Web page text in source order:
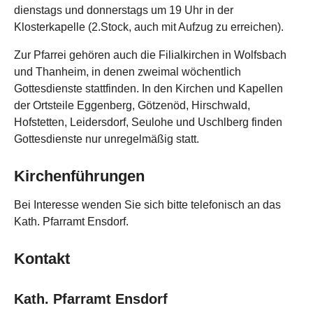
dienstags und donnerstags um 19 Uhr in der
Klosterkapelle (2.Stock, auch mit Aufzug zu erreichen).
Zur Pfarrei gehören auch die Filialkirchen in Wolfsbach
und Thanheim, in denen zweimal wöchentlich
Gottesdienste stattfinden. In den Kirchen und Kapellen
der Ortsteile Eggenberg, Götzenöd, Hirschwald,
Hofstetten, Leidersdorf, Seulohe und Uschlberg finden
Gottesdienste nur unregelmäßig statt.
Kirchenführungen
Bei Interesse wenden Sie sich bitte telefonisch an das
Kath. Pfarramt Ensdorf.
Kontakt
Kath. Pfarramt Ensdorf